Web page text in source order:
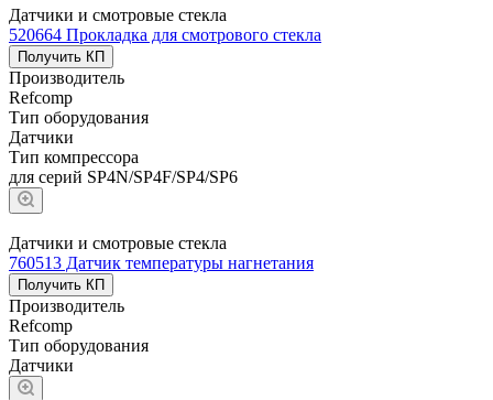
Датчики и смотровые стекла
520664 Прокладка для смотрового стекла
Получить КП
Производитель
Refcomp
Тип оборудования
Датчики
Тип компрессора
для серий SP4N/SP4F/SP4/SP6
Датчики и смотровые стекла
760513 Датчик температуры нагнетания
Получить КП
Производитель
Refcomp
Тип оборудования
Датчики